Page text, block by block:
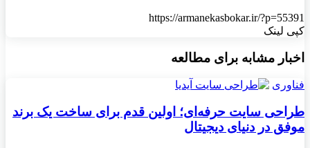
https://armanekasbokar.ir/?p=55391
کپی لینک
اخبار مشابه برای مطالعه
فناوری
طراحی سایت حرفه‌ای؛ اولین قدم برای ساخت یک برند
موفق در دنیای دیجیتال